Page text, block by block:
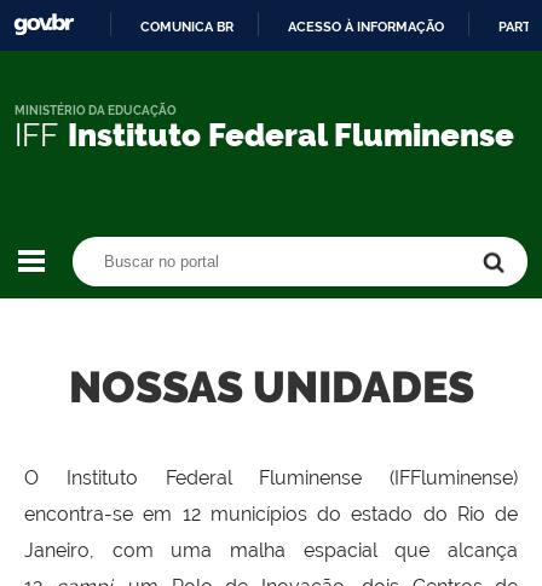
CONTEÚDO
COMUNICA BR ACESSO À INFORMAÇÃO
IFF Instituto Federal Fluminense
MINISTÉRIO DA EDUCAÇÃO
NOSSAS UNIDADES
O Instituto Federal Fluminense (IFFluminense)
encontra-se em 12 municípios do estado do Rio de
Janeiro, com uma malha espacial que alcança